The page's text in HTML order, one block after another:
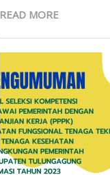
READ MORE